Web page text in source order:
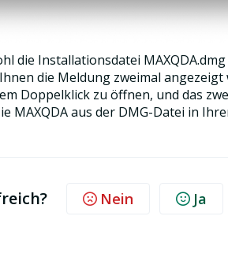
die Installationsdatei MAXQDA.dmg
die Meldung zweimal angezeigt
Doppelklick zu öffnen, und das
MAXQDA aus der DMG-Datei in
Nein Ja